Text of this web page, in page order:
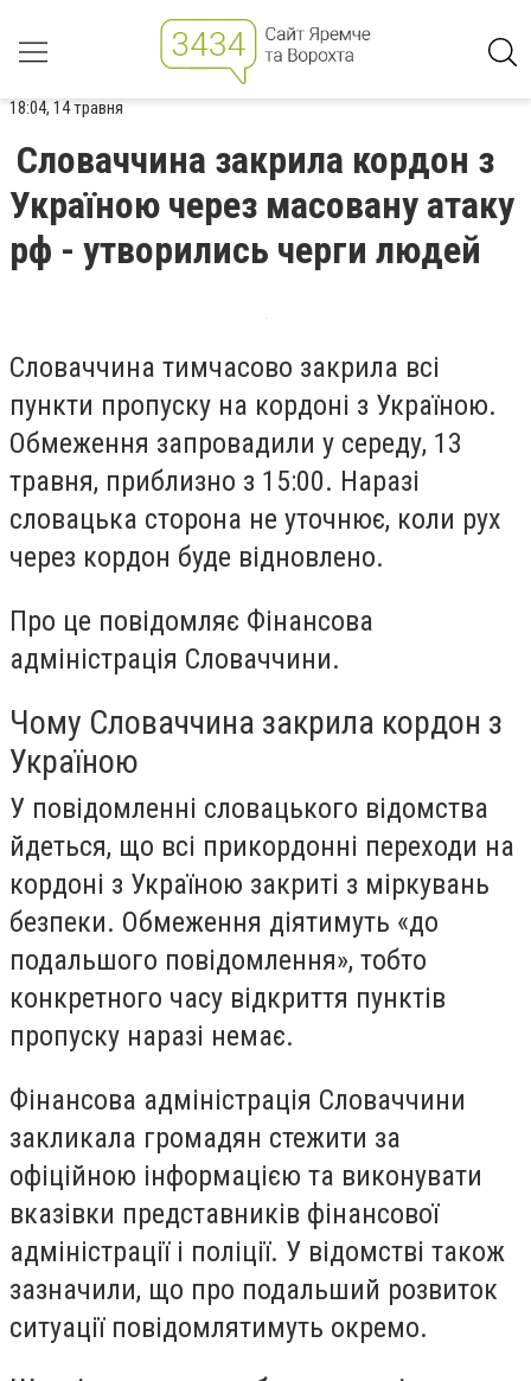
18:04, 14 травня
Словаччина закрила кордон з
Україною через масовану атаку
рф - утворились черги людей
Словаччина тимчасово закрила всі
пункти пропуску на кордоні з Україною.
Обмеження запровадили у середу, 13
травня, приблизно з 15:00. Наразі
словацька сторона не уточнює, коли рух
через кордон буде відновлено.
Про це повідомляє Фінансова
адміністрація Словаччини.
Чому Словаччина закрила кордон з
Україною
У повідомленні словацького відомства
йдеться, що всі прикордонні переходи на
кордоні з Україною закриті з міркувань
безпеки. Обмеження діятимуть «до
подальшого повідомлення», тобто
конкретного часу відкриття пунктів
пропуску наразі немає.
Фінансова адміністрація Словаччини
закликала громадян стежити за
офіційною інформацією та виконувати
вказівки представників фінансової
адміністрації і поліції. У відомстві також
зазначили, що про подальший розвиток
ситуації повідомлятимуть окремо.